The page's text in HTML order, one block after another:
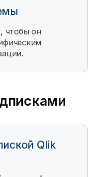
чтобы он
Qlik